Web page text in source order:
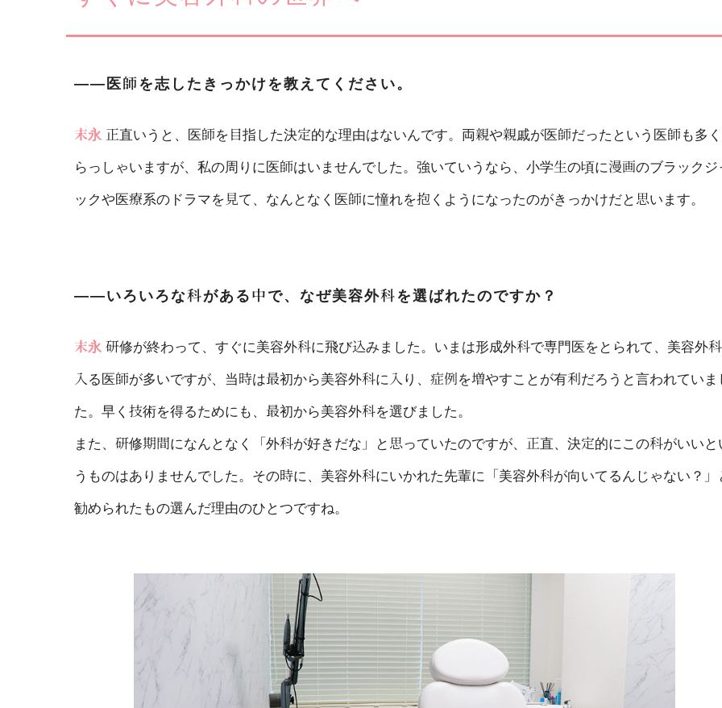
――医師を志したきっかけを教えてください。
末永 正直いうと、医師を目指した決定的な理由はないんです。両親や親戚が医師だったという医師も多
らっしゃいますが、私の周りに医師はいませんでした。強いていうなら、小学生の頃に漫画のブラックジ
ックや医療系のドラマを見て、なんとなく医師に憧れを抱くようになったのがきっかけだと思います。
――いろいろな科がある中で、なぜ美容外科を選ばれたのですか？
末永 研修が終わって、すぐに美容外科に飛び込みました。いまは形成外科で専門医をとられて、美容外
入る医師が多いですが、当時は最初から美容外科に入り、症例を増やすことが有利だろうと言われていま
た。早く技術を得るためにも、最初から美容外科を選びました。
また、研修期間になんとなく「外科が好きだな」と思っていたのですが、正直、決定的にこの科がいいと
うものはありませんでした。その時に、美容外科にいかれた先輩に「美容外科が向いてるんじゃない？」
勧められたもの選んだ理由のひとつですね。